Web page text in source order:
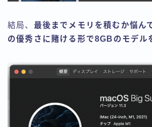
結局、 最後までメモリを積むか悩ん
の優秀さに賭ける形で8GBのモデル